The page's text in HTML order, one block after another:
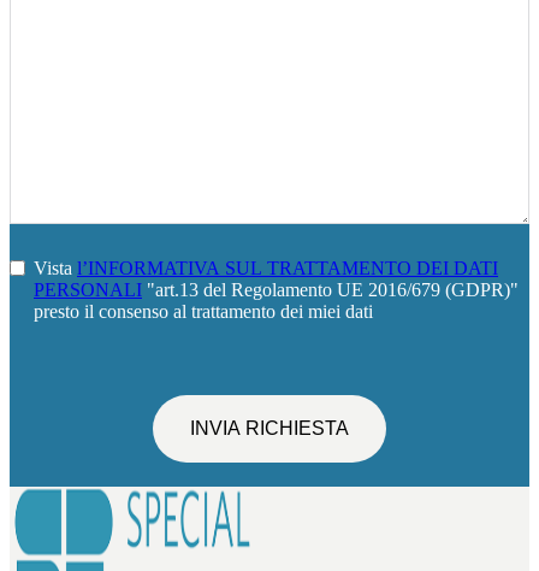
Vista l’INFORMATIVA SUL TRATTAMENTO DEI DATI
PERSONALI "art.13 del Regolamento UE 2016/679 (GDPR)"
presto il consenso al trattamento dei miei dati
INVIA RICHIESTA